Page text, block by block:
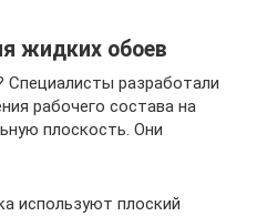
жидких обоев
разработали
рабочего состава на
плоскость. Они
используют плоский